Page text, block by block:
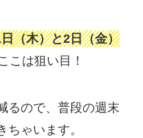
（木）と2日（金）
こは狙い目！
るので、普段の週末
ちゃいます。